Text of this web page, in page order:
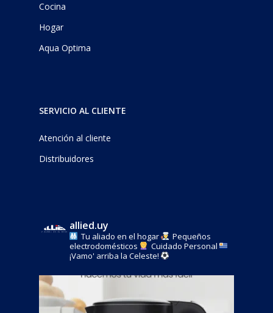
Cocina
Hogar
Aqua Optima
SERVICIO AL CLIENTE
Atención al cliente
Distribuidores
allied.uy
Tu aliado en el hogar
Pequeños
electrodomésticos
Cuidado Personal
¡Vamo' arriba la Celeste!